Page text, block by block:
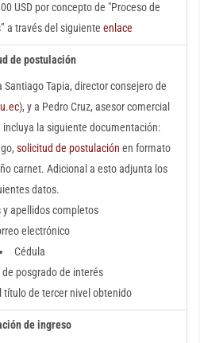
USD por concepto de "Proceso de
a través del siguiente enlace
de postulación
Santiago Tapia, director consejero de
), y a Pedro Cruz, asesor comercial
incluya la siguiente documentación:
solicitud de postulación en formato
carnet. Adicional a esto adjunta los
datos.
y apellidos completos
electrónico
Cédula
posgrado de interés
título de tercer nivel obtenido
de ingreso